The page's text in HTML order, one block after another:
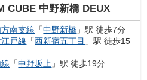
CUBE 中野新橋 DEUX
南支線 「中野新橋 」駅 徒歩7分
戸線 「西新宿五丁目 」駅 徒歩15
「中野坂上 」駅 徒歩19分